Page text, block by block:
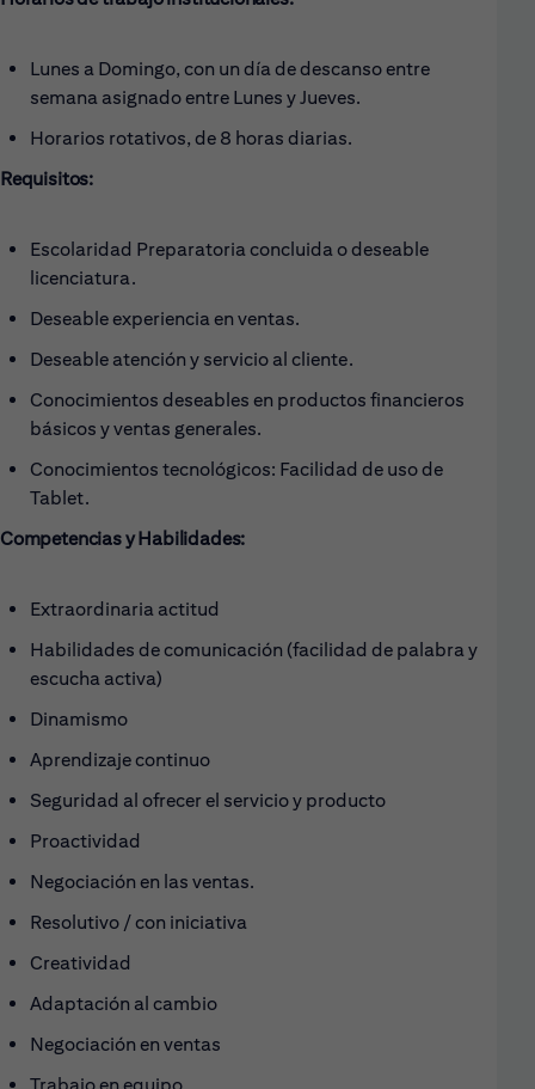
Lunes a Domingo, con un día de descanso entre
semana asignado entre Lunes y Jueves.
Horarios rotativos, de 8 horas diarias.
Requisitos:
Escolaridad Preparatoria concluida o deseable
licenciatura.
Deseable experiencia en ventas.
Deseable atención y servicio al cliente.
Conocimientos deseables en productos financieros
básicos y ventas generales.
Conocimientos tecnológicos: Facilidad de uso de
Tablet.
Competencias y Habilidades:
Extraordinaria actitud
Habilidades de comunicación (facilidad de palabra y
escucha activa)
Dinamismo
Aprendizaje continuo
Seguridad al ofrecer el servicio y producto
Proactividad
Negociación en las ventas.
Resolutivo / con iniciativa
Creatividad
Adaptación al cambio
Negociación en ventas